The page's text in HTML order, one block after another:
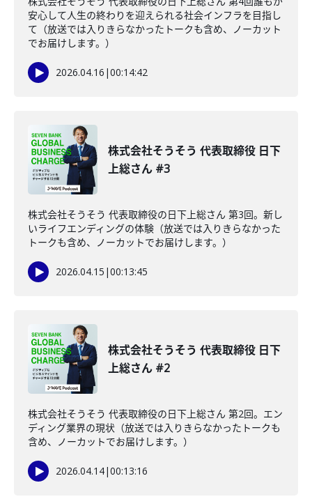
安心して人生の終わりを迎えられる社会インフラを目指し
て（放送では入りきらなかったトークも含め、ノーカット
でお届けします。）
2026.04.16 |00:14:42
株式会社そうそう 代表取締役 日下
上総さん #3
株式会社そうそう 代表取締役の日下上総さん 第3回。新し
いライフエンディングの体験（放送では入りきらなかった
トークも含め、ノーカットでお届けします。）
2026.04.15 |00:13:45
株式会社そうそう 代表取締役 日下
上総さん #2
株式会社そうそう 代表取締役の日下上総さん 第2回。エン
ディング業界の現状（放送では入りきらなかったトークも
含め、ノーカットでお届けします。）
2026.04.14|00:13:16